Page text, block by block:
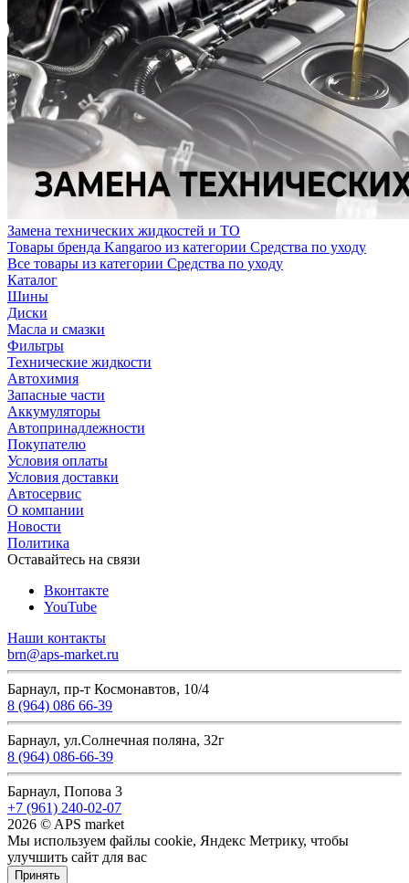
Замена технических жидкостей и ТО
Товары бренда Kangaroo из категории Средства по уходу
Все товары из категории Средства по уходу
Каталог
Шины
Диски
Масла и смазки
Фильтры
Технические жидкости
Автохимия
Запасные части
Аккумуляторы
Автопринадлежности
Покупателю
Условия оплаты
Условия доставки
Автосервис
О компании
Новости
Политика
Оставайтесь на связи
Вконтакте
YouTube
Наши контакты
brn@aps-market.ru
Барнаул, пр-т Космонавтов, 10/4
8 (964) 086 66-39
Барнаул, ул.Солнечная поляна, 32г
8 (964) 086-66-39
Барнаул, Попова 3
+7 (961) 240-02-07
2026 © APS market
Мы используем файлы cookie, Яндекс Метрику, чтобы
улучшить сайт для вас
Принять